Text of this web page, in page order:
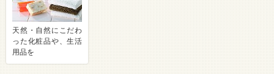
天然・自然にこだわ
った化粧品や、生活
用品を